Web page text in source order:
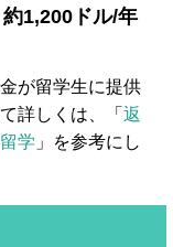
約1,200ドル/年
が留学生に提供
詳しくは、「返
学 」を参考にし